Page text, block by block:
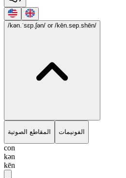
/kən.ˈsɛp.ʃən/ or /kēn.sep.shēn/
المقاطع الصوتية الفونيمات
con
kən
kēn